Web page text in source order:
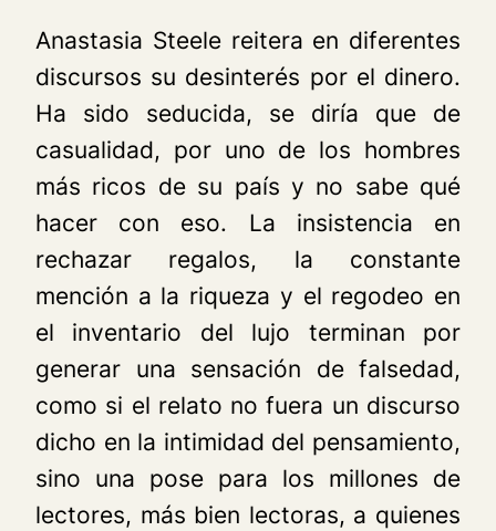
Anastasia Steele reitera en diferentes
discursos su desinterés por el dinero.
Ha sido seducida, se diría que de
casualidad, por uno de los hombres
más ricos de su país y no sabe qué
hacer con eso. La insistencia en
rechazar regalos, la constante
mención a la riqueza y el regodeo en
el inventario del lujo terminan por
generar una sensación de falsedad,
como si el relato no fuera un discurso
dicho en la intimidad del pensamiento,
sino una pose para los millones de
lectores, más bien lectoras, a quienes